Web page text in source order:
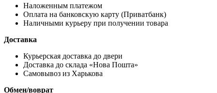
Наложенным платежом
Оплата на банковскую карту (Приватбанк)
Наличными курьеру при получении товара
Доставка
Курьерская доставка до двери
Доставка до склада «Нова Пошта»
Самовывоз из Харькова
Обмен/воврат